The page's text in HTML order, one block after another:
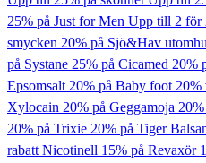
25% på Just for Men Upp till 2 för
smycken 20% på Sjö&Hav
på Systane 25% på Cicamed 20%
Epsomsalt20% på Baby foot20%
Xylocain 20% på Geggamoja
20% på Trixie 20% på Tiger
rabatt Nicotinell 15% på Revaxör